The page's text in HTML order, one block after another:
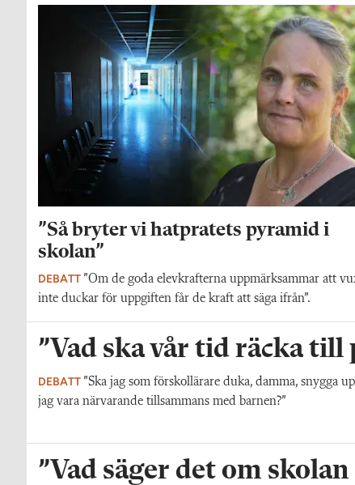
”Så bryter vi hatpratets pyramid i
skolan”
DEBATT ”Om de goda elevkrafterna uppmärksammar att
inte duckar för uppgiften får de kraft att säga ifrån”.
”Vad ska vår tid räcka till
DEBATT ”Ska jag som förskollärare duka, damma, snygga
jag vara närvarande tillsammans med barnen?”
”Vad säger det om